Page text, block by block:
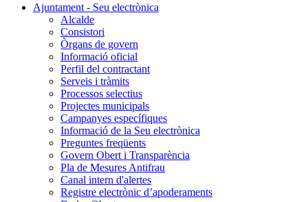
Ajuntament - Seu electrònica
Alcalde
Consistori
Òrgans de govern
Informació oficial
Perfil del contractant
Serveis i tràmits
Processos selectius
Projectes municipals
Campanyes específiques
Informació de la Seu electrònica
Preguntes freqüents
Govern Obert i Transparència
Pla de Mesures Antifrau
Canal intern d'alertes
Registre electrònic d’apoderaments